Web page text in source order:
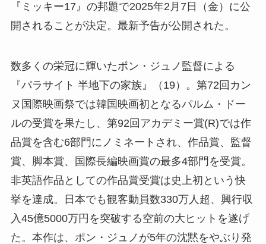
『ミッキー17』の邦題で2025年2月7日（金）に公
開されることが決定。最新予告が公開された。
数多くの栄冠に輝いたポン・ジュノ監督による
『パラサイト 半地下の家族』（19）。第72回カン
ヌ国際映画祭では韓国映画初となるパルム・ドー
ルの受賞を果たし、第92回アカデミー賞(R)では作
品賞を含む6部門にノミネートされ、作品賞、監督
賞、脚本賞、国際長編映画賞の最多4部門を受賞。
非英語作品としての作品賞受賞は史上初という快
挙を達成。日本でも観客動員数330万人超、興行収
入45億5000万円を突破する空前の大ヒットを遂げ
た。本作は、ポン・ジュノが5年の沈黙をやぶり発